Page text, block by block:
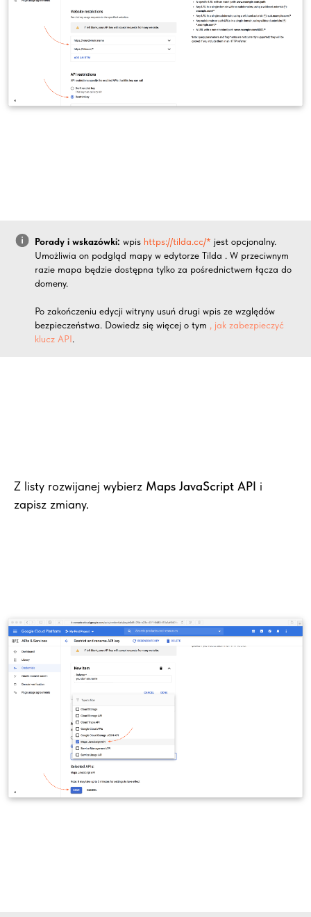
Porady i wskazówki: wpis https://tilda.cc/* jest opcjonalny.
Umożliwia on podgląd mapy w edytorze Tilda . W przeciwnym
razie mapa będzie dostępna tylko za pośrednictwem łącza do
domeny.
Po zakończeniu edycji witryny usuń drugi wpis ze względów
bezpieczeństwa. Dowiedz się więcej o tym , jak zabezpieczyć
klucz API.
Z listy rozwijanej wybierz Maps JavaScript API i
zapisz zmiany.